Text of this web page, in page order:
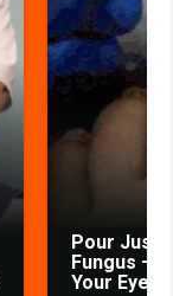
Pour Just
Fungus —
Your Eyes